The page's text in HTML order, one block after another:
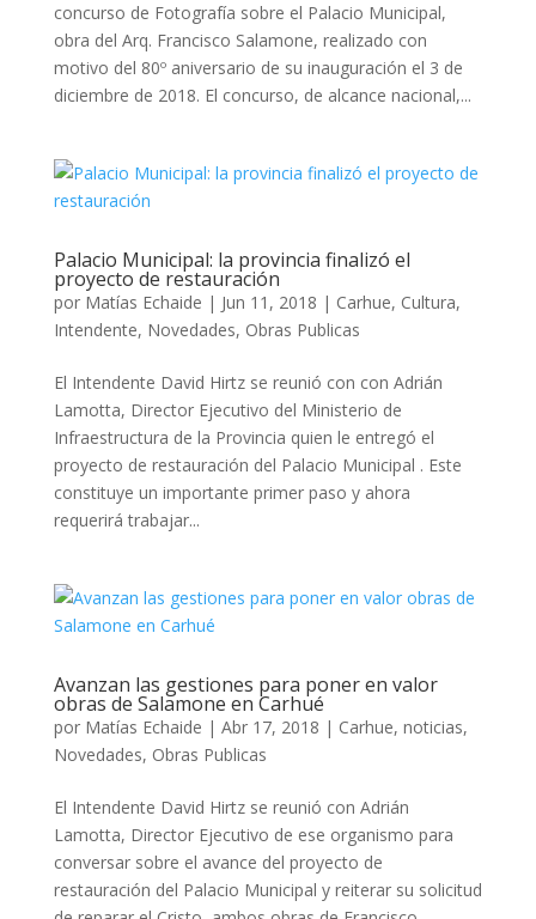
concurso de Fotografía sobre el Palacio Municipal,
obra del Arq. Francisco Salamone, realizado con
motivo del 80º aniversario de su inauguración el 3 de
diciembre de 2018. El concurso, de alcance nacional,...
Palacio Municipal: la provincia finalizó el
proyecto de restauración
por Matías Echaide | Jun 11, 2018 | Carhue, Cultura,
Intendente, Novedades, Obras Publicas
El Intendente David Hirtz se reunió con con Adrián
Lamotta, Director Ejecutivo del Ministerio de
Infraestructura de la Provincia quien le entregó el
proyecto de restauración del Palacio Municipal . Este
constituye un importante primer paso y ahora
requerirá trabajar...
Avanzan las gestiones para poner en valor
obras de Salamone en Carhué
por Matías Echaide | Abr 17, 2018 | Carhue, noticias,
Novedades, Obras Publicas
El Intendente David Hirtz se reunió con Adrián
Lamotta, Director Ejecutivo de ese organismo para
conversar sobre el avance del proyecto de
restauración del Palacio Municipal y reiterar su solicitud